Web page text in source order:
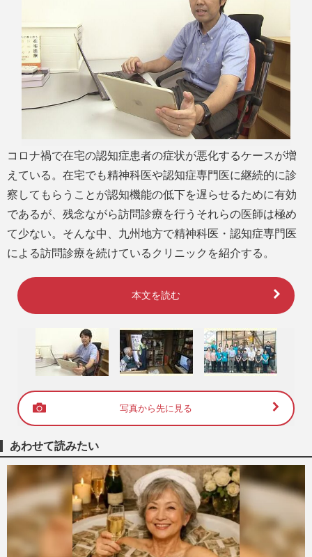
コロナ禍で在宅の認知症患者の症状が悪化するケースが増
えている。在宅でも精神科医や認知症専門医に継続的に診
察してもらうことが認知機能の低下を遅らせるために有効
であるが、残念ながら訪問診療を行うそれらの医師は極め
て少ない。そんな中、九州地方で精神科医・認知症専門医
による訪問診療を続けているクリニックを紹介する。
本文を読む
写真から先に見る
あわせて読みたい